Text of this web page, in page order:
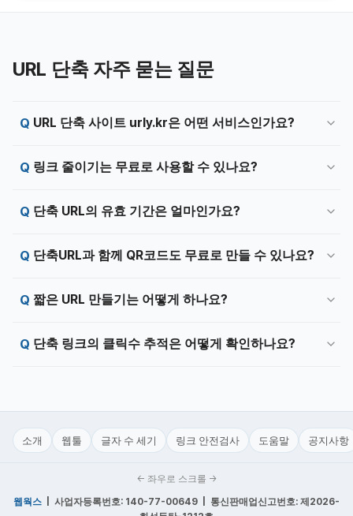
URL 단축 자주 묻는 질문
URL 단축 사이트 urly.kr은 어떤 서비스인가요?
링크 줄이기는 무료로 사용할 수 있나요?
단축 URL의 유효 기간은 얼마인가요?
단축URL과 함께 QR코드도 무료로 만들 수 있나요?
짧은 URL 만들기는 어떻게 하나요?
단축 링크의 클릭수 추적은 어떻게 확인하나요?
소개 웹툴 글자 수 세기 링크 안전검사 도움말 공지사항
← 좌우로 스크롤 →
웹웍스 | 사업자등록번호: 140-77-00649 | 통신판매업신고번호: 제2026-